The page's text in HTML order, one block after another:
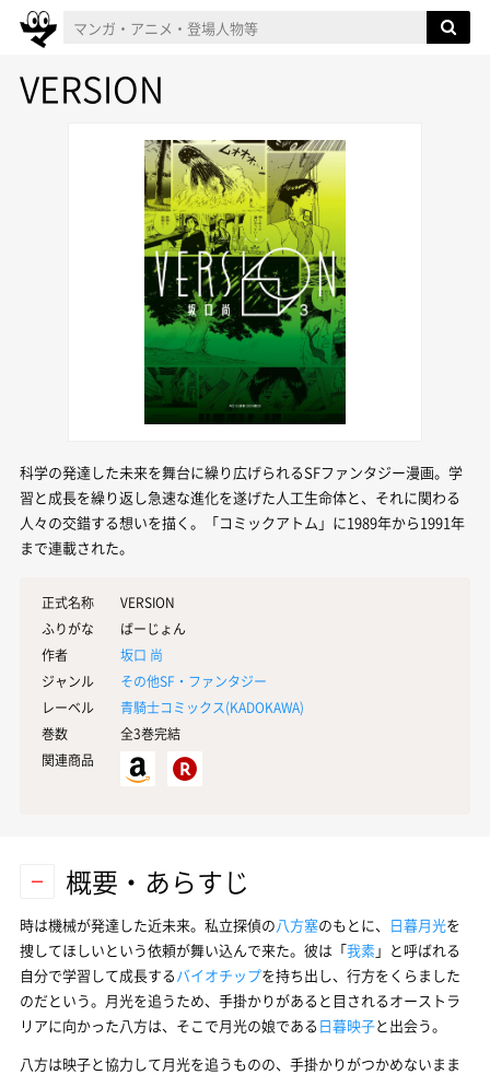
VERSION
科学の発達した未来を舞台に繰り広げられるSFファンタジー漫画。学
習と成長を繰り返し急速な進化を遂げた人工生命体と、それに関わる
人々の交錯する想いを描く。「コミックアトム」に1989年から1991年
まで連載された。
正式名称
VERSION
ふりがな
ばーじょん
作者
坂口 尚
ジャンル
その他SF・ファンタジー
レーベル
青騎士コミックス(KADOKAWA)
巻数
全3巻完結
関連商品
概要・あらすじ
時は機械が発達した近未来。私立探偵の八方塞のもとに、 日暮月光を
捜してほしいという依頼が舞い込んで来た。彼は「我素 」と呼ばれる
自分で学習して成長するバイオチップを持ち出し、行方をくらました
のだという。月光を追うため、手掛かりがあると目されるオーストラ
リアに向かった八方は、そこで月光の娘である 日暮映子と出会う。
八方は映子と協力して月光を追うものの、手掛かりがつかめないまま